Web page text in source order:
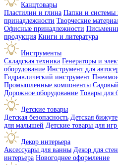
Канцтовары
Пластилин и глина Папки и системы
принадлежности Творческие
Офисные принадлежности
продукция Книги и литература
Инструменты
Складская техника Генераторы и
оборудование Инструмент для
Гидравлический инструмент
Промышленные компоненты
Дорожное оборудование Товары для
Детские товары
Детская безопасность Детская
для малышей Детские товары для
Декор интерьера
Аксессуары для ванны Декор для стен
интерьера Новогоднее оформление